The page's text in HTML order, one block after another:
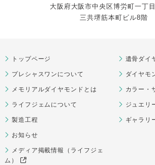
大阪府大阪市中央区博労町一丁
三共堺筋本町ビル8階
トップページ
プレシャスワンについて
メモリアルダイヤモンドとは
ライフジェムについて
製造工程
お知らせ
メディア掲載情報（ライフジェ
ム）
遺骨ダイ
ダイヤモ
カラー・
ジュエリ
ギャラリ